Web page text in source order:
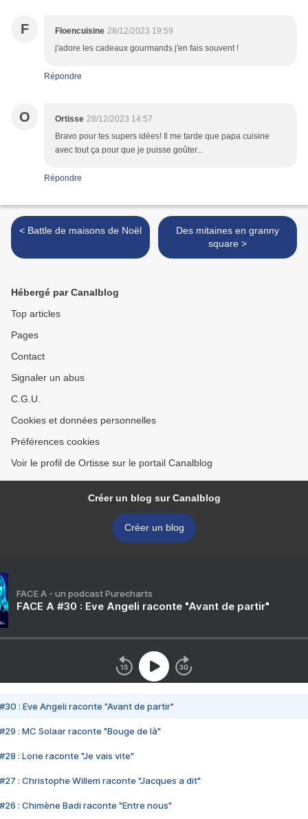
F Floencuisine 28/12/2023 19:59
j'adore les cadeaux gourmands j'en fais souvent !
Répondre
O Ortisse 28/12/2023 14:57
Bravo pour tes supers idées! Il me tarde que papa cuisine
avec tout ça pour que je puisse goûter...
Répondre
< Battle de maisons de Noël
Des mitaines en granny
square >
Hébergé par Canalblog
Top articles
Pages
Contact
Signaler un abus
C.G.U.
Cookies et données personnelles
Préférences cookies
Voir le profil de Ortisse sur le portail Canalblog
Créer un blog sur Canalblog
Créer un blog
FACE A - un podcast Purecharts
FACE A #30 : Eve Angeli raconte "Avant de partir"
#30 : Eve Angeli raconte "Avant de partir"
#29 : MC Solaar raconte "Bouge de là"
#28 : Lorie raconte "Je vais vite"
#27 : Christophe Willem raconte "Jacques a dit"
#26 : Chimène Badi raconte "Entre nous"